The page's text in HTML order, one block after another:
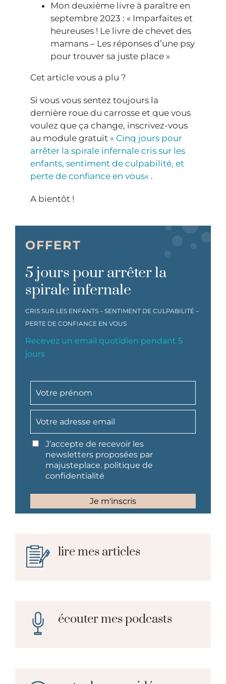
Mon deuxième livre à paraître en
septembre 2023 : « Imparfaites et
heureuses ! Le livre de chevet des
mamans – Les réponses d’une psy
pour trouver sa juste place »
Cet article vous a plu ?
Si vous vous sentez toujours la
dernière roue du carrosse et que vous
voulez que ça change, inscrivez-vous
au module gratuit « Cinq jours pour
arrêter la spirale infernale cris sur les
enfants, sentiment de culpabilité, et
perte de confiance en vous« .
A bientôt !
OFFERT
5 jours pour arrêter la
spirale infernale
CRIS SUR LES ENFANTS – SENTIMENT DE CULPABILITÉ –
PERTE DE CONFIANCE EN VOUS
Recevez un email quotidien pendant 5
jours
lire mes articles
écouter mes podcasts